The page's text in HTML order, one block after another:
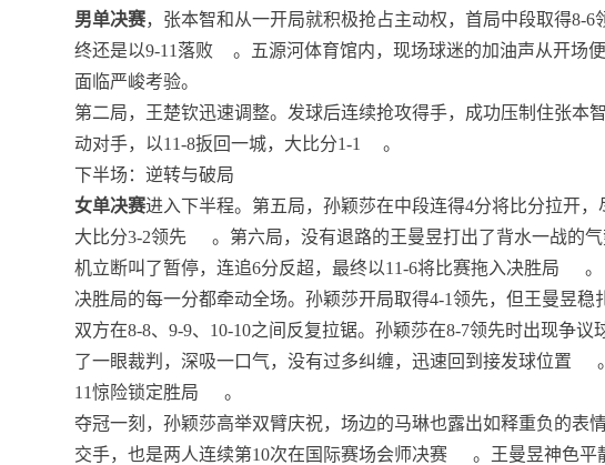
男单决赛，张本智和从一开局就积极抢占主动权，首局中段取得8-
终还是以9-11落败
。五源河体育馆内，现场球迷的加油声从开场
面临严峻考验。
第二局，王楚钦迅速调整。发球后连续抢攻得手，成功压制住张本
动对手，以11-8扳回一城，大比分1-1
。
下半场：逆转与破局
女单决赛进入下半程。第五局，孙颖莎在中段连得4分将比分拉开，
大比分3-2领先
。第六局，没有退路的王曼昱打出了背水一战的
机立断叫了暂停，连追6分反超，最终以11-6将比赛拖入决胜局
。
决胜局的每一分都牵动全场。孙颖莎开局取得4-1领先，但王曼昱稳
双方在8-8、9-9、10-10之间反复拉锯。孙颖莎在8-7领先时出现争
了一眼裁判，深吸一口气，没有过多纠缠，迅速回到接发球位置
11惊险锁定胜局
。
夺冠一刻，孙颖莎高举双臂庆祝，场边的马琳也露出如释重负的表
交手，也是两人连续第10次在国际赛场会师决赛
。王曼昱神色平